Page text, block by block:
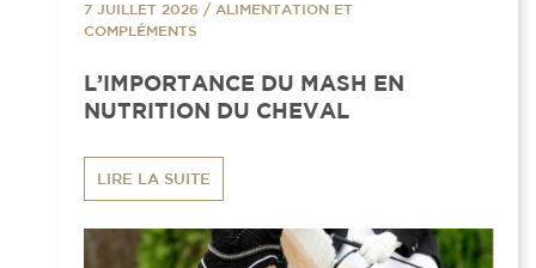
7 JUILLET 2026 / ALIMENTATION ET
COMPLÉMENTS
L’IMPORTANCE DU MASH EN
NUTRITION DU CHEVAL
LIRE LA SUITE